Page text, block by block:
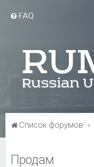
FAQ
Список форумов
Продам